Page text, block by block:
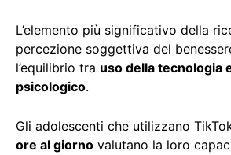
L’elemento più significativo della
percezione soggettiva del
l’equilibrio tra uso della tecnologia
psicologico.
Gli adolescenti che utilizzano
ore al giorno valutano la loro